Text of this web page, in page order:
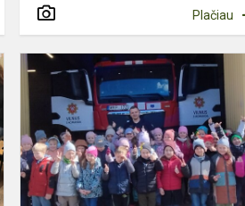
Plačiau
Septintokų
apsilankymas
globos
namuose